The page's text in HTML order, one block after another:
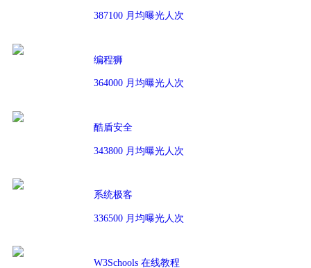
387100 月均曝光人次
编程狮
364000 月均曝光人次
酷盾安全
343800 月均曝光人次
系统极客
336500 月均曝光人次
W3Schools 在线教程